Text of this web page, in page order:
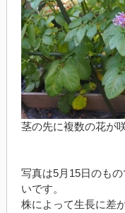
茎の先に複数の花が
写真は5月15日のも
いです。
株によって生長に差